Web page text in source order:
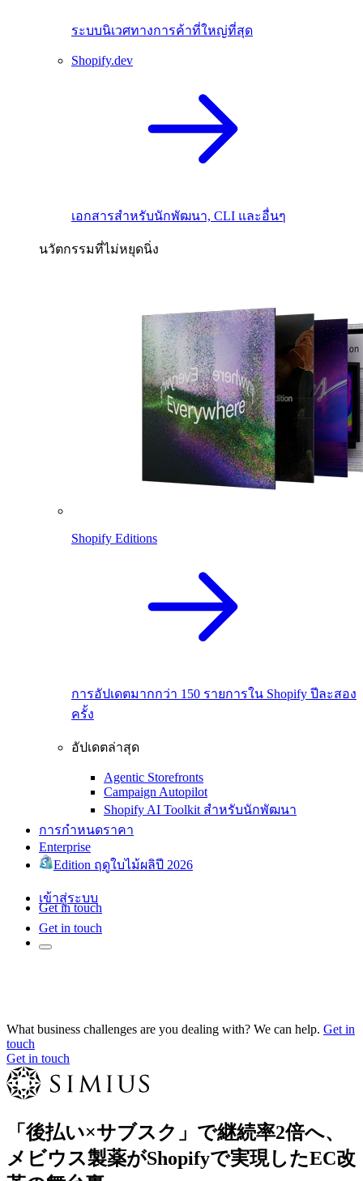
ระบบนิเวศทางการค้าที่ใหญ่ที่สุด
Shopify.dev
เอกสารสำหรับนักพัฒนา, CLI และอื่นๆ
นวัตกรรมที่ไม่หยุดนิ่ง
Shopify Editions
การอัปเดตมากกว่า 150 รายการใน Shopify ปีละสอง
ครั้ง
อัปเดตล่าสุด
Agentic Storefronts
Campaign Autopilot
Shopify AI Toolkit สำหรับนักพัฒนา
การกำหนดราคา
Enterprise
Edition ฤดูใบไม้ผลิปี 2026
เข้าสู่ระบบ
Get in touch
Get in touch
What business challenges are you dealing with? We can help. Get in
touch
Get in touch
「後払い×サブスク」で継続率2倍へ、
メビウス製薬がShopifyで実現したEC改